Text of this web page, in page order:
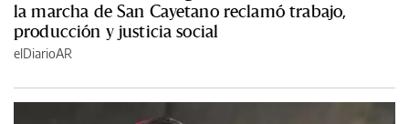
la marcha de San Cayetano reclamó trabajo,
producción y justicia social
elDiarioAR